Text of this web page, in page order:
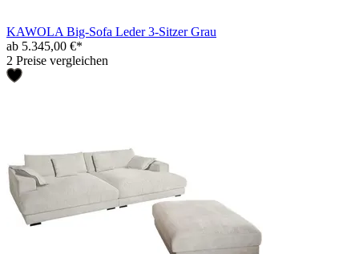
KAWOLA Big-Sofa Leder 3-Sitzer Grau
ab 5.345,00 €*
2 Preise vergleichen